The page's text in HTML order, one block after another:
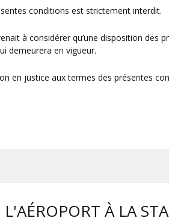
conditions est strictement interdit.
à considérer qu’une disposition des
demeurera en vigueur.
en justice aux termes des
À LA